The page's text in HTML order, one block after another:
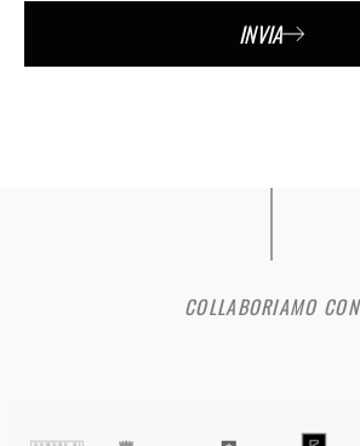
INVIA
COLLABORIAMO CON